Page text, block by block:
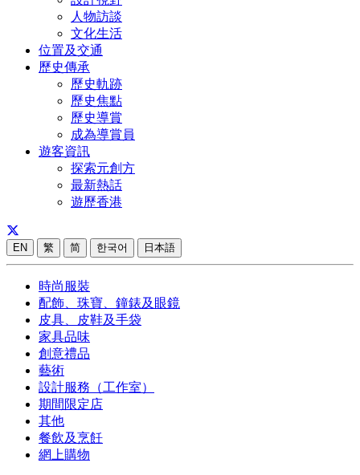
人物訪談
文化生活
位置及交通
歷史傳承
歷史軌跡
歷史焦點
歷史導賞
成為導賞員
遊客資訊
探索元創方
最新熱話
遊歷香港
EN 繁 简 한국어 日本語
時尚服裝
配飾、珠寶、鐘錶及眼鏡
皮具、皮鞋及手袋
家具品味
創意禮品
藝術
設計服務（工作室）
期間限定店
其他
餐飲及烹飪
網上購物